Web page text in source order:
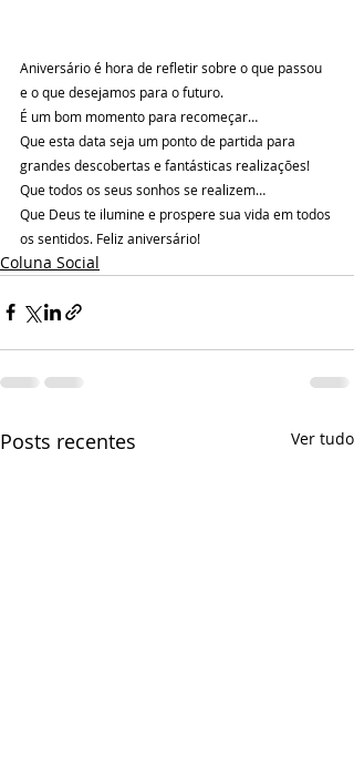
Aniversário é hora de refletir sobre o que passou
e o que desejamos para o futuro.
É um bom momento para recomeçar…
Que esta data seja um ponto de partida para
grandes descobertas e fantásticas realizações!
Que todos os seus sonhos se realizem…
Que Deus te ilumine e prospere sua vida em todos
os sentidos. Feliz aniversário!
Coluna Social
Posts recentes Ver tudo